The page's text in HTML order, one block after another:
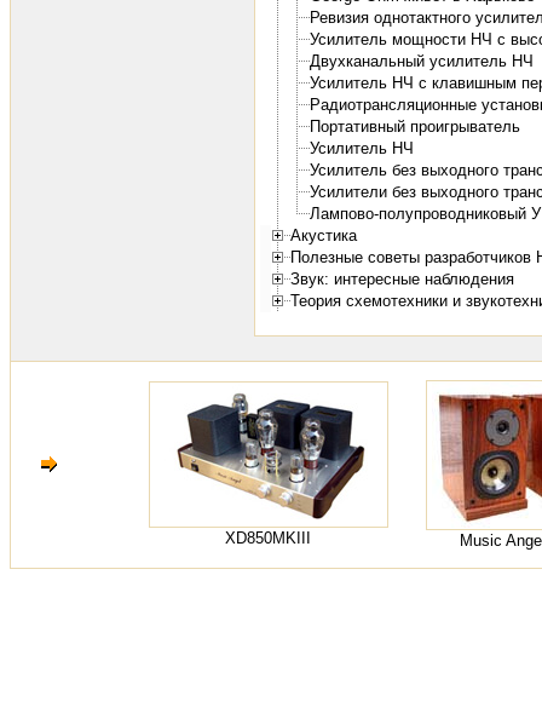
Ревизия однотактного
Усилитель мощности НЧ с
Двухканальный усилитель НЧ
Усилитель НЧ с клавишным
Радиотрансляционные
Портативный проигрыватель
Усилитель НЧ
Усилитель без выходного
Усилители без выходного
Лампово-полупроводниковый
Акустика
Полезные советы разработчиков
Звук: интересные наблюдения
Теория схемотехники и
XD850MKIII Music